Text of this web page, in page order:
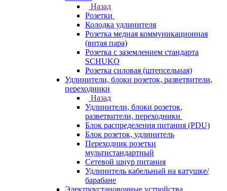
Назад
Розетки
Колодка удлинителя
Розетка медная коммуникационная
(витая пара)
Розетка с заземлением стандарта
SCHUKO
Розетка силовая (штепсельная)
Удлинители, блоки розеток, разветвители,
переходники
Назад
Удлинители, блоки розеток,
разветвители, переходники
Блок распределения питания (PDU)
Блок розеток, удлинитель
Переходник розетки
мультистандартный
Сетевой шнур питания
Удлинитель кабельный на катушке/
барабане
Электроустановочные устройства